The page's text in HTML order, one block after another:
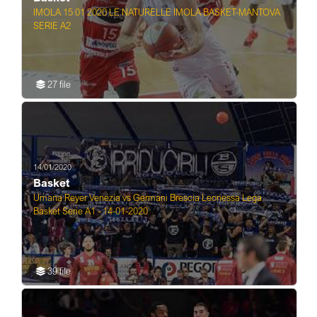
IMOLA 15 01 2020 LE NATURELLE IMOLA BASKET-MANTOVA
SERIE A2
27 file
14/01/2020
Basket
Umana Reyer Venezia vs Germani Brescia Leonessa Lega
Basket Serie A1 - 14-01-2020
39 file